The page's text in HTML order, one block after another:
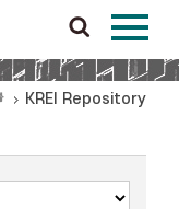
KREI Repository